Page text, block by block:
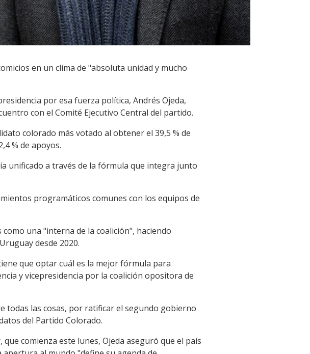
en un clima de "absoluta unidad y mucho
por esa fuerza política, Andrés Ojeda,
con el Comité Ejecutivo Central del partido.
colorado más votado al obtener el 39,5 % de
% de apoyos.
unificado a través de la fórmula que integra junto
programáticos comunes con los equipos de
una "interna de la coalición", haciendo
desde 2020.
que optar cuál es la mejor fórmula para
y vicepresidencia por la coalición opositora de
todas las cosas, por ratificar el segundo gobierno
del Partido Colorado.
comienza este lunes, Ojeda aseguró que el país